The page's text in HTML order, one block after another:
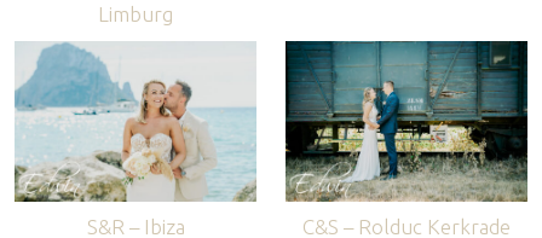
Limburg
S&R – Ibiza C&S – Rolduc Kerkrade